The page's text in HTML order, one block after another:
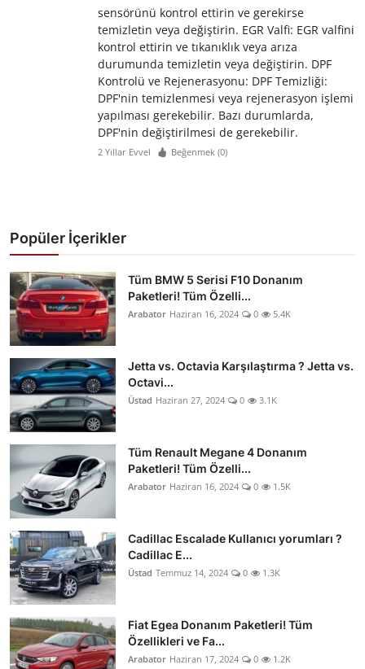
sensörünü kontrol ettirin ve gerekirse
temizletin veya değiştirin. EGR Valfi: EGR valfini
kontrol ettirin ve tıkanıklık veya arıza
durumunda temizletin veya değiştirin. DPF
Kontrolü ve Rejenerasyonu: DPF Temizliği:
DPF'nin temizlenmesi veya rejenerasyon işlemi
yapılması gerekebilir. Bazı durumlarda,
DPF'nin değiştirilmesi de gerekebilir.
2 Yıllar Evvel Beğenmek (0)
Popüler İçerikler
Tüm BMW 5 Serisi F10 Donanım
Paketleri! Tüm Özelli...
Arabator Haziran 16, 2024 0 5.4K
Jetta vs. Octavia Karşılaştırma ? Jetta vs.
Octavi...
Üstad Haziran 27, 2024 0 3.1K
Tüm Renault Megane 4 Donanım
Paketleri! Tüm Özelli...
Arabator Haziran 16, 2024 0 1.5K
Cadillac Escalade Kullanıcı yorumları ?
Cadillac E...
Üstad Temmuz 14, 2024 0 1.3K
Fiat Egea Donanım Paketleri! Tüm
Özellikleri ve Fa...
Arabator Haziran 17, 2024 0 1.2K